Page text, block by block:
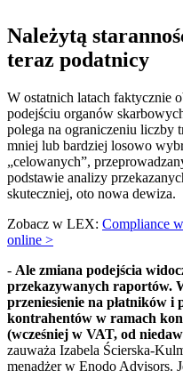
Należytą
teraz podatnicy
W ostatnich latach faktycznie
podejściu organów
polega na ograniczeniu liczby
mniej lub bardziej losowo
„celowanych”,
podstawie analizy
skuteczniej, oto nowa dewiza.
Zobacz w LEX: Compliance
online >
- Ale zmiana podejścia
przekazywanych raportów.
przeniesienie na płatników
kontrahentów w ramach
(wcześniej w VAT, od
zauważa Izabela Ścierska-
menadżer w Enodo Advisors.